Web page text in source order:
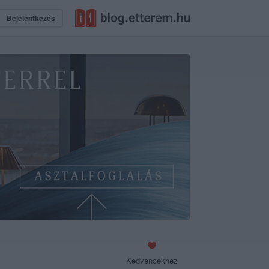
Bejelentkezés
Kedvencekhez